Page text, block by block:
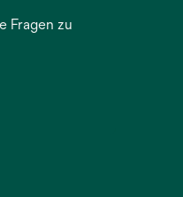
Fragen zu